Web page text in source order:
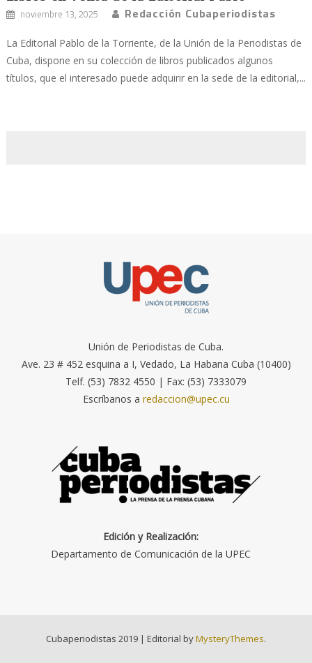
noviembre 13, 2025 Redacción Cubaperiodistas
La Editorial Pablo de la Torriente, de la Unión de la Periodistas de
Cuba, dispone en su colección de libros publicados algunos
títulos, que el interesado puede adquirir en la sede de la editorial,...
Unión de Periodistas de Cuba.
Ave. 23 # 452 esquina a I, Vedado, La Habana Cuba (10400)
Telf. (53) 7832 4550 | Fax: (53) 7333079
Escríbanos a redaccion@upec.cu
Edición y Realización:
Departamento de Comunicación de la UPEC
Cubaperiodistas 2019 | Editorial byMysteryThemes.